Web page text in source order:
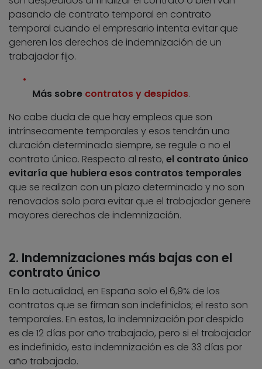
pasando de contrato temporal en contrato
temporal cuando el empresario intenta evitar que
generen los derechos de indemnización de un
trabajador fijo.
Más sobre contratos y despidos.
No cabe duda de que hay empleos que son
intrínsecamente temporales y esos tendrán una
duración determinada siempre, se regule o no el
contrato único. Respecto al resto, el contrato único
evitaría que hubiera esos contratos temporales
que se realizan con un plazo determinado y no son
renovados solo para evitar que el trabajador genere
mayores derechos de indemnización.
2. Indemnizaciones más bajas con el
contrato único
En la actualidad, en España solo el 6,9% de los
contratos que se firman son indefinidos; el resto son
temporales. En estos, la indemnización por despido
es de 12 días por año trabajado, pero si el trabajador
es indefinido, esta indemnización es de 33 días por
año trabajado.